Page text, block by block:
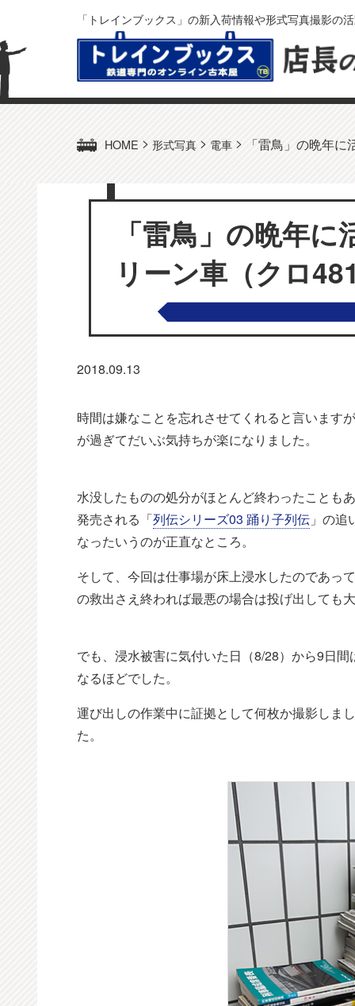
「トレインブックス」の新入荷情報や形式写真撮影の
HOME > 形式写真 > 電車 > 「雷鳥」の晩年
「雷鳥」の晩年
リーン車（クロ
2018.09.13
時間は嫌なことを忘れさせてくれると言います
が過ぎてだいぶ気持ちが楽になりました。
水没したものの処分がほとんど終わったことも
発売される「列伝シリーズ03 踊り子列伝 」の
なったいうのが正直なところ。
そして、今回は仕事場が床上浸水したのであっ
の救出さえ終われば最悪の場合は投げ出しても
でも、浸水被害に気付いた日（8/28）から9日
なるほどでした。
運び出しの作業中に証拠として何枚か撮影しま
た。